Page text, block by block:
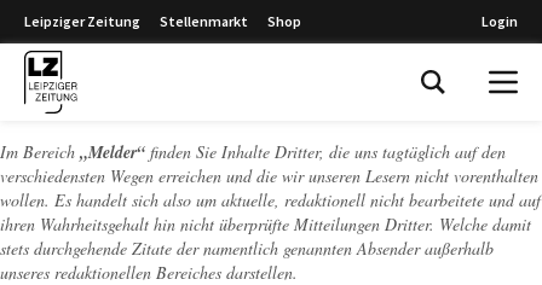
Leipziger Zeitung Stellenmarkt Shop Login
Im Bereich „Melder“ finden Sie Inhalte Dritter, die uns tagtäglich auf den
verschiedensten Wegen erreichen und die wir unseren Lesern nicht vorenthalten
wollen. Es handelt sich also um aktuelle, redaktionell nicht bearbeitete und auf
ihren Wahrheitsgehalt hin nicht überprüfte Mitteilungen Dritter. Welche damit
stets durchgehende Zitate der namentlich genannten Absender außerhalb
unseres redaktionellen Bereiches darstellen.